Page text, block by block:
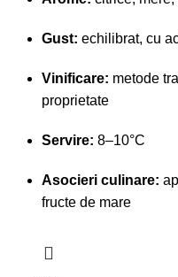
Gust: echilibrat, cu
Vinificare: metode
proprietate
Servire: 8–10°C
Asocieri culinare:
fructe de mare